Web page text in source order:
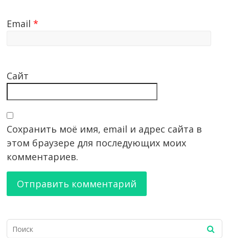
Email*
Сайт
Сохранить моё имя, email и адрес сайта в
этом браузере для последующих моих
комментариев.